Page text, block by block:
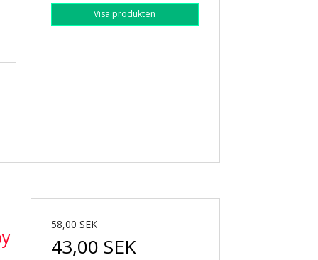
Visa produkten
58,00 SEK
43,00 SEK